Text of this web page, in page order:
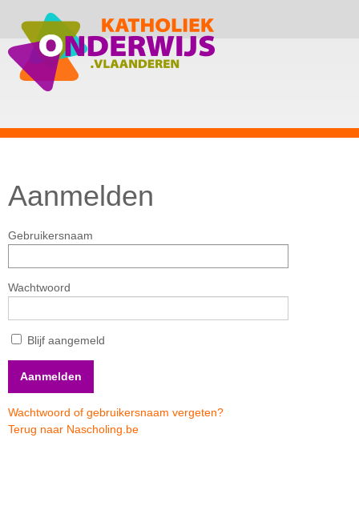
Aanmelden
Gebruikersnaam
Wachtwoord
Blijf aangemeld
Wachtwoord of gebruikersnaam vergeten?
Terug naar Nascholing.be